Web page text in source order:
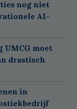
nog niet
AI-
moet
drastisch
in